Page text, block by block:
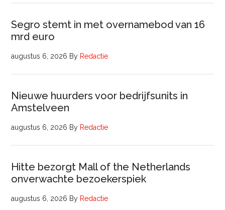
Segro stemt in met overnamebod van 16
mrd euro
augustus 6, 2026 By Redactie
Nieuwe huurders voor bedrijfsunits in
Amstelveen
augustus 6, 2026 By Redactie
Hitte bezorgt Mall of the Netherlands
onverwachte bezoekerspiek
augustus 6, 2026 By Redactie